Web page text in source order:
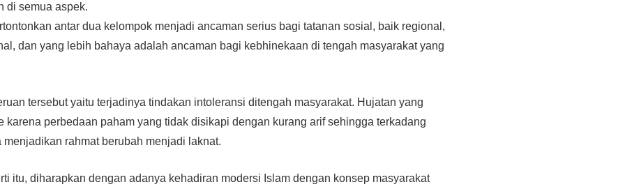
di semua aspek.
antar dua kelompok menjadi ancaman serius bagi tatanan sosial, baik regional,
dan yang lebih bahaya adalah ancaman bagi kebhinekaan di tengah masyarakat yang
tersebut yaitu terjadinya tindakan intoleransi ditengah masyarakat. Hujatan yang
karena perbedaan paham yang tidak disikapi dengan kurang arif sehingga terkadang
rahmat berubah menjadi laknat.
itu, diharapkan dengan adanya kehadiran modersi Islam dengan konsep masyarakat